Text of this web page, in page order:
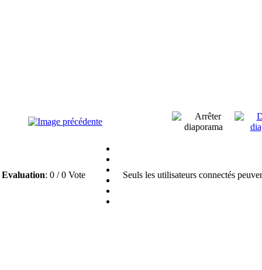
Evaluation: 0 / 0 Vote Seuls les utilisateurs connectés